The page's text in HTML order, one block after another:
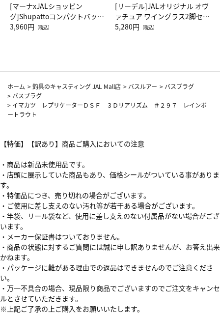
[マーナxJALショッピン
グ]Shupattoコンパクトバッグ
Drop JAL客室乗務員（LC）ス
3,960円 （税込）
[リーデル]JALオリジナル オヴ
ァチュア ワイングラス2脚セッ
ト（レッドワイン）
5,280円 （税込）
ホーム >釣具のキャスティング JAL Mall店 > バスルアー > バスプラグ
> バスプラグ
> イマカツ レプリケーターＤＳＦ ３Ｄリアリズム ＃２９７ レインボ
ートラウト
【特価】【訳あり】商品ご購入においての注意
・商品は新品未使用品です。
・店頭に展示していた商品もあり、価格シールがついている事がありま
す。
・特価品につき、売り切れの場合がございます。
・ご使用に差し支えのない汚れ等が若干ある場合がございます。
・竿袋、リール袋など、使用に差し支えのない付属品がない場合がござ
います。
・メーカー保証書はついておりません。
・商品の状態に対するご質問には誠に申し訳ありませんが、お答え出来
かねます。
・パッケージに難がある理由での返品はできませんのでご注意くださ
い。
・万一不具合の場合、現品限り商品でございますのでご注文をキャンセ
ルとさせていただきます。
※上記ご了承の上ご購入をお願いいたします。